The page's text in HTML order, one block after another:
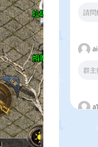
請
群